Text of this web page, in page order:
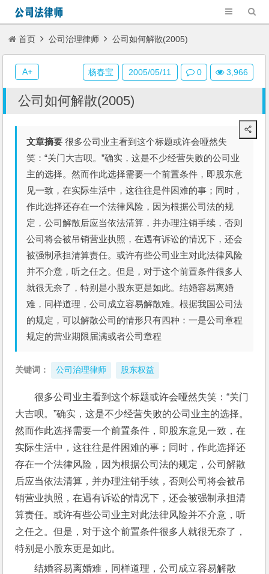
首页 公司治理律师 公司如何解散(2005)
公司如何解散(2005)
文章摘要 很多公司业主看到这个标题或许会哑然失
笑：“关门大吉呗。”确实，这是不少经营失败的公司业
主的选择。然而作此选择需要一个前置条件，即股东意
见一致，在实际生活中，这往往是件困难的事；同时，
作此选择还存在一个法律风险，因为根据公司法的规
定，公司解散后应当依法清算，并办理注销手续，否则
公司将会被吊销营业执照，在遇有诉讼的情况下，还会
被强制承担清算责任。或许有些公司业主对此法律风险
并不介意，听之任之。但是，对于这个前置条件很多人
就很无奈了，特别是小股东更是如此。结婚容易离婚
难，同样道理，公司成立容易解散难。根据我国公司法
的规定，可以解散公司的情形只有四种：一是公司章程
规定的营业期限届满或者公司章程
关键词： 公司治理律师 股东权益
很多公司业主看到这个标题或许会哑然失笑：“关门
大吉呗。”确实，这是不少经营失败的公司业主的选择。
然而作此选择需要一个前置条件，即股东意见一致，在
实际生活中，这往往是件困难的事；同时，作此选择还
存在一个法律风险，因为根据公司法的规定，公司解散
后应当依法清算，并办理注销手续，否则公司将会被吊
销营业执照，在遇有诉讼的情况下，还会被强制承担清
算责任。或许有些公司业主对此法律风险并不介意，听
之任之。但是，对于这个前置条件很多人就很无奈了，
特别是小股东更是如此。
结婚容易离婚难，同样道理，公司成立容易解散
杨春宝 2005/05/11 0 3,966
A+